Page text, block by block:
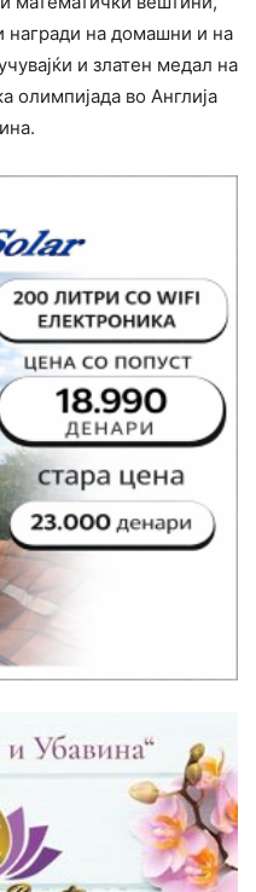
награди на домашни и на
и златен медал на
олимпијада во Англија